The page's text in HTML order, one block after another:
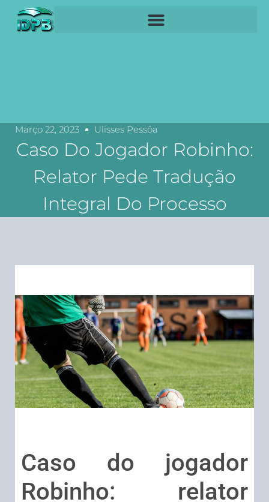
Março 22, 2023 Ulisses Pessôa
Caso Do Jogador Robinho:
Relator Pede Tradução
Integral Do Processo
Caso do jogador
Robinho: relator